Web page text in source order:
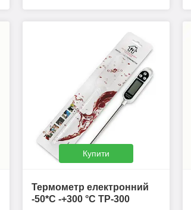
Купити
Термометр електронний
-50*С -+300 °C ТР-300